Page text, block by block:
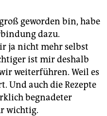
geworden bin, habe
dazu.
ja nicht mehr selbst
ist mir deshalb
weiterführen. Weil es
Und auch die Rezepte
begnadeter
wichtig.